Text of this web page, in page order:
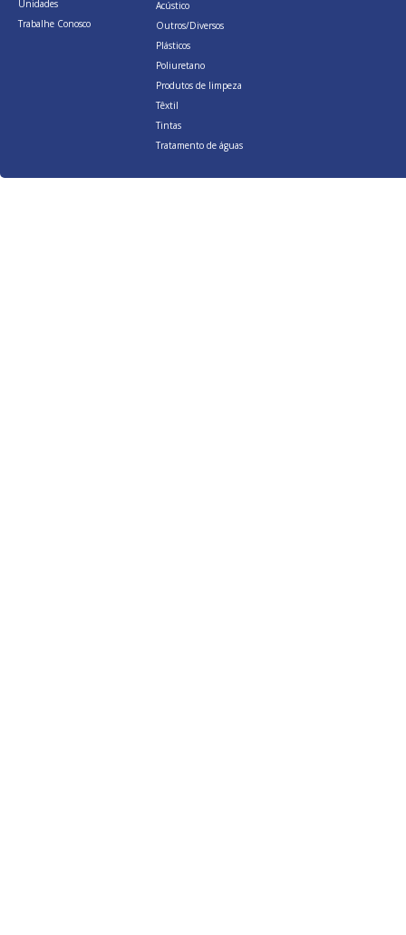
Unidades
Trabalhe Conosco
Acústico
Outros/Diversos
Plásticos
Poliuretano
Produtos de limpeza
Têxtil
Tintas
Tratamento de águas